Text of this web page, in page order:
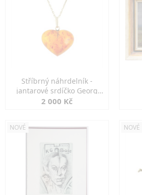
Stříbrný náhrdelník -
jantarové srdíčko Georg
Kramer
2 000 Kč
NOVÉ NOVÉ